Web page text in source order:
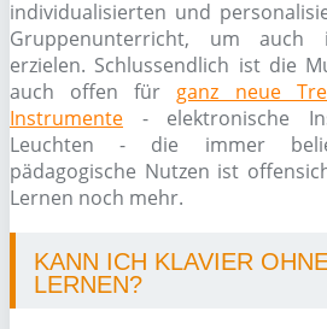
individualisierten und
Gruppenunterricht, um auch
erzielen. Schlussendlich ist die
auch offen für ganz neue
Instrumente - elektronische
Leuchten - die immer
pädagogische Nutzen ist
Lernen noch mehr.
KANN ICH KLAVIER
LERNEN?